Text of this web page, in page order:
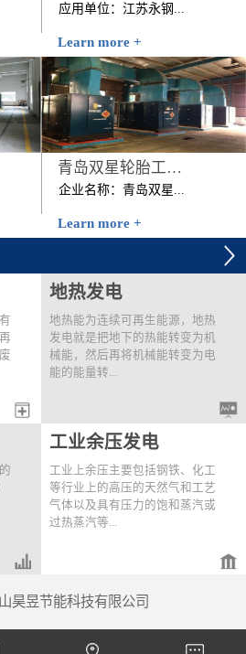
应用单位：江苏永钢...
用能情况：该公司原有4
台美国寿力公司的262kW
螺杆空压机，该4台空压
机日均耗电...
Learn more +
青岛双星轮胎工业有限公司压缩机空气系统节能改造项目
企业名称：青岛双星...
机改造。技改内容：2012
年9月...
Learn more +
地热发电
地热能为连续可再生能源，地热
发电就是把地下的热能转变为机
械能，然后再将机械能转变为电
能的能量转...
变过程。开山首先提出了快速高
效的“一井一站®”分布式井口电
技术。该技术为针对一口或距离
较近的多口井量身定做地热利用
解决方案，将热源的利用达到最
大化。同时结合开山高效的串级
工业余压发电
工业上余压主要包括钢铁、化工
等行业上的高压的天然气和工艺
气体以及具有压力的饱和蒸汽或
过热蒸汽等...
的气体或蒸汽通常通过减压阀将
压力降低到要求值，造成压力能
的浪费。开山直接膨胀螺杆发电
机组可有效将工业余压回收，通
昊昱节能科技有限公司